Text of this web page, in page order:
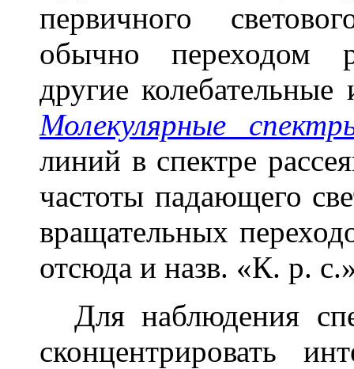
первичного
обычно переходом
другие
Молекулярные
линий в спектре
частоты падающего
вращательных
отсюда и назв. «К. р.
Для наблюдения
сконцентрировать